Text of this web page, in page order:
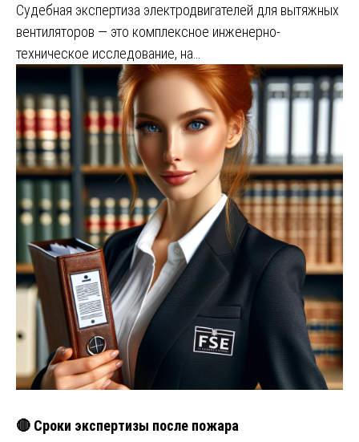
Судебная экспертиза электродвигателей для вытяжных
вентиляторов — это комплексное инженерно-
техническое исследование, на…
🔴 Сроки экспертизы после пожара